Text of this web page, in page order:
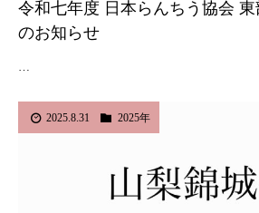
令和七年度 日本らんちう協会
のお知らせ
…
2025.8.31 2025年